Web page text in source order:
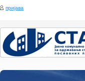
пријава